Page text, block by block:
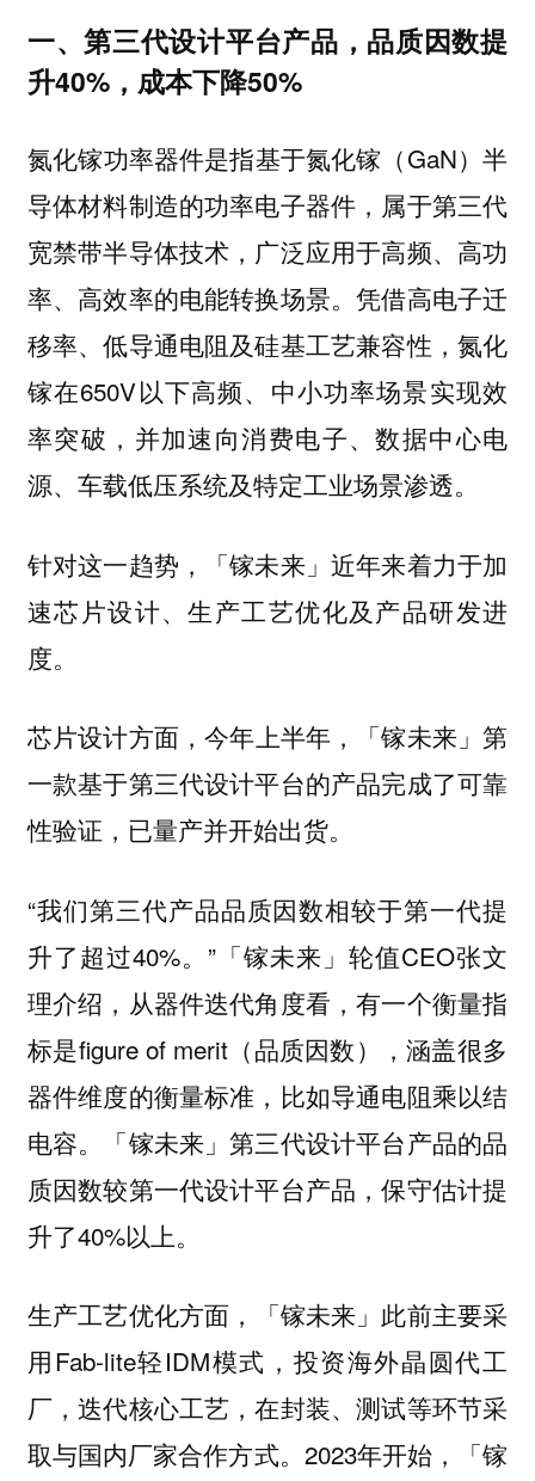
一、第三代设计平台产品，品质因数提
升40%，成本下降50%
氮化镓功率器件是指基于氮化镓（GaN）半
导体材料制造的功率电子器件，属于第三代
宽禁带半导体技术，广泛应用于高频、高功
率、高效率的电能转换场景。凭借高电子迁
移率、低导通电阻及硅基工艺兼容性，氮化
镓在650V以下高频、中小功率场景实现效
率突破，并加速向消费电子、数据中心电
源、车载低压系统及特定工业场景渗透。
针对这一趋势，「镓未来」近年来着力于加
速芯片设计、生产工艺优化及产品研发进
度。
芯片设计方面，今年上半年，「镓未来」第
一款基于第三代设计平台的产品完成了可靠
性验证，已量产并开始出货。
“我们第三代产品品质因数相较于第一代提
升了超过40%。”「镓未来」轮值CEO张文
理介绍，从器件迭代角度看，有一个衡量指
标是figure of merit（品质因数），涵盖很多
器件维度的衡量标准，比如导通电阻乘以结
电容。「镓未来」第三代设计平台产品的品
质因数较第一代设计平台产品，保守估计提
升了40%以上。
生产工艺优化方面，
「镓未来」此前主要采
用Fab-lite轻IDM模式，投资海外晶圆代工
厂，迭代核心工艺，在封装、测试等环节采
取与国内厂家合作方式。2023年开始，「镓